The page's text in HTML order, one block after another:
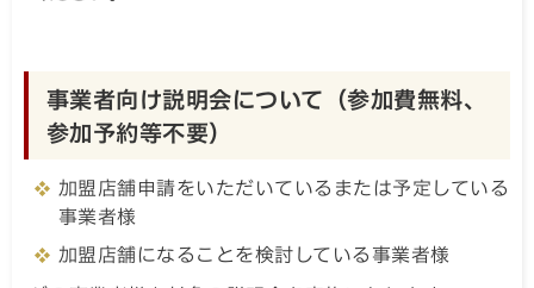
事業者向け説明会について（参加費無料、
参加予約等不要）
加盟店舗申請をいただいているまたは予定している
事業者様
加盟店舗になることを検討している事業者様